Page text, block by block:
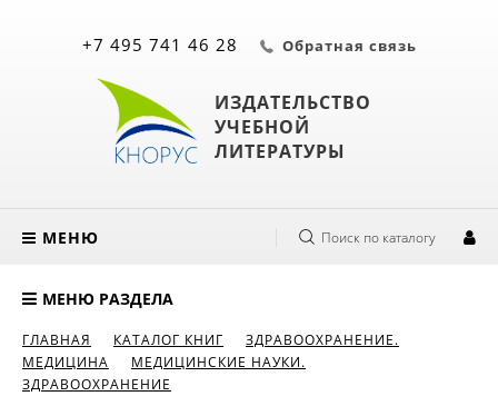
ИЗДАТЕЛЬСТВО
УЧЕБНОЙ
ЛИТЕРАТУРЫ
+7 495 741 46 28 Обратная связь
МЕНЮ Поиск по каталогу
МЕНЮ РАЗДЕЛА
ГЛАВНАЯ КАТАЛОГ КНИГ
ЗДРАВООХРАНЕНИЕ.
МЕДИЦИНА
МЕДИЦИНСКИЕ НАУКИ.
ЗДРАВООХРАНЕНИЕ